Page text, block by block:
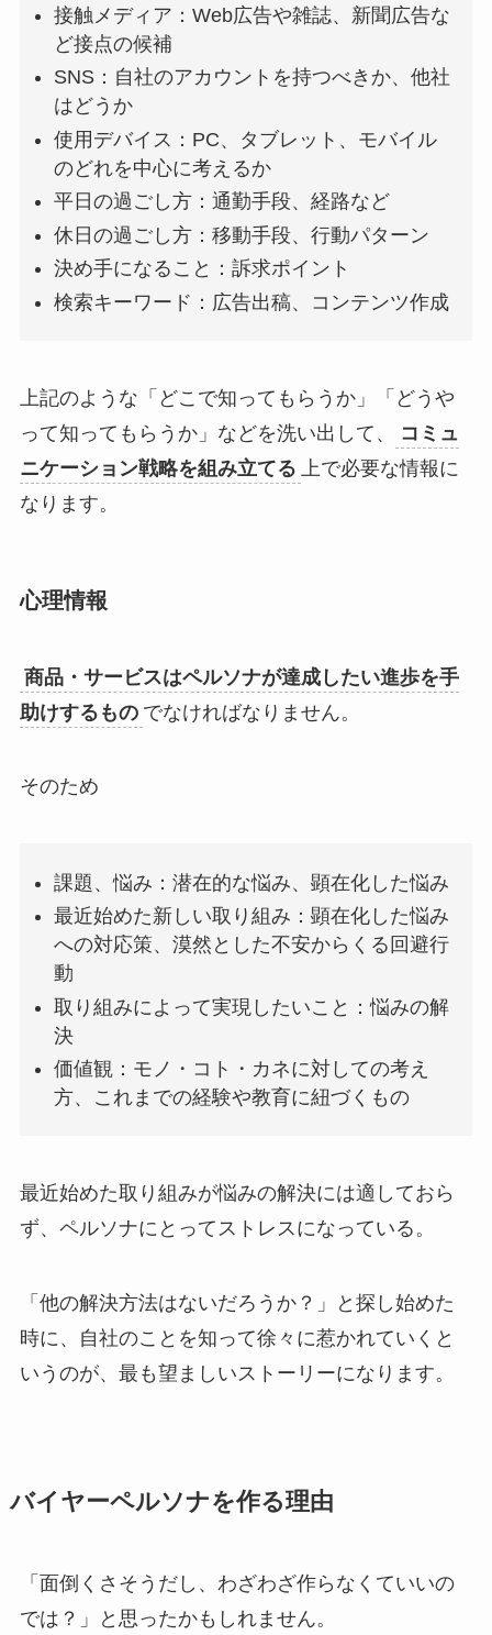
接触メディア：Web広告や雑誌、新聞広告な
ど接点の候補
SNS：自社のアカウントを持つべきか、他社
はどうか
使用デバイス：PC、タブレット、モバイル
のどれを中心に考えるか
平日の過ごし方：通勤手段、経路など
休日の過ごし方：移動手段、行動パターン
決め手になること：訴求ポイント
検索キーワード：広告出稿、コンテンツ作成
上記のような「どこで知ってもらうか」「どうや
って知ってもらうか」などを洗い出して、
コミュ
ニケーション戦略を組み立てる
上で必要な情報に
なります。
心理情報
商品・サービスはペルソナが達成したい進歩を手
助けするもの でなければなりません。
そのため
課題、悩み：潜在的な悩み、顕在化した悩み
最近始めた新しい取り組み：顕在化した悩み
への対応策、漠然とした不安からくる回避行
動
取り組みによって実現したいこと：悩みの解
決
価値観：モノ・コト・カネに対しての考え
方、これまでの経験や教育に紐づくもの
最近始めた取り組みが悩みの解決には適しておら
ず、ペルソナにとってストレスになっている。
「他の解決方法はないだろうか？」と探し始めた
時に、自社のことを知って徐々に惹かれていくと
いうのが、最も望ましいストーリーになります。
バイヤーペルソナを作る理由
「面倒くさそうだし、わざわざ作らなくていいの
では？」と思ったかもしれません。